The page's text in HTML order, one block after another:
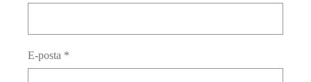
E-posta *